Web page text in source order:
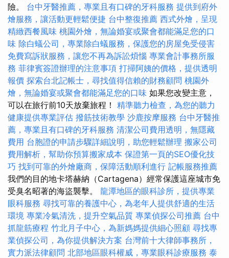
險。 台中牙醫推薦，專業且有口碑的牙科服務 提供到府外
燴服務，讓活動更輕鬆便捷 台中整復推薦 西式外燴，呈現
精緻西餐風味 桃園外燴，無論婚宴或聚會都能滿足您的口
味 除白蟻公司，專業除白蟻服務，保護您的房屋免受侵害
免費寫訴狀服務，讓您不再為訴訟煩惱 專業會計事務所服
務 菲律賓簽證辦理的注意事項 打掃阿姨的價格，提供透明
報價 探索台北記帳士，尋找值得信賴的財務顧問 桃園外
燴，無論婚宴或聚會都能滿足您的口味 如果您改變主意，
可以在旅行前10天放棄旅程！ 精準聽力檢查，為您的聽力
健康提供專業評估 撥筋技術教學 沙鹿按摩服務 台中牙醫推
薦，專業且有口碑的牙科服務 清潔公司費用透明，無隱藏
費用 台胞證的申請步驟詳細說明，助您輕鬆辦理 搬家公司
費用解析，幫助你預算搬家成本 保證第一頁的SEO優化技
巧 找到可靠的外燴廠商，保障活動順利進行 記帳服務推薦
我們的目的地卡塔赫納（Cartagena）經常保護這座城市免
受臭名昭著的海盜襲擊。 龍潭地區的眼科診所，提供專業
眼科服務 尋找可靠的養護中心，為老年人提供舒適的生活
環境 專業冷氣清洗，提升空氣品質 專業偵探公司推薦 台中
抓龍筋療程 竹北月子中心，為新媽媽提供細心照顧 尋找專
業偵探公司，為你提供解決方案 台灣前十大律師事務所，
實力派法律顧問 北部地區眼科權威，專業眼科診療服務 泰